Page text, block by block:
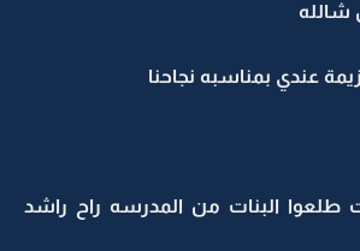
شالله
عندي بمناسبه نجاحنا
طلعوا البنات من المدرسه راح راشد